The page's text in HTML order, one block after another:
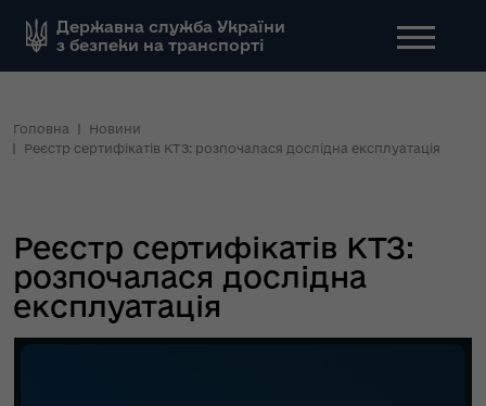
Державна служба України
з безпеки на транспорті
Головна
Новини
Реєстр сертифікатів КТЗ: розпочалася дослідна експлуатація
Реєстр сертифікатів КТЗ:
розпочалася дослідна
експлуатація